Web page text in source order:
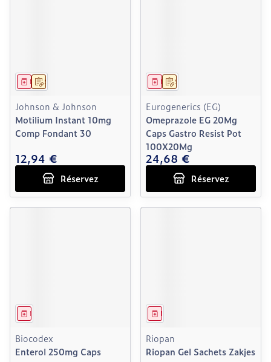
Sur prescription
Médicament
Johnson & Johnson
Motilium Instant 10mg
Comp Fondant 30
12,94 €
Réservez
Sur prescription
Médicament
Eurogenerics (EG)
Omeprazole EG 20Mg
Caps Gastro Resist Pot
100X20Mg
24,68 €
Réservez
Médicament
Biocodex
Enterol 250mg Caps
Médicament
Riopan
Riopan Gel Sachets Zakjes